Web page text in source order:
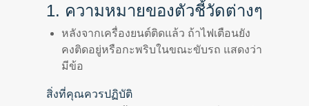
ขอโบรชัวร์รถ
Fleet
ติดต่อเรา
The Ford App
Ford Rewards Club
โปรแกรมบำรุงรักษาและ
คุ้มครอง
1. ความหมายของตัวชี้วัดต่างๆ
หลังจากเครื่องยนต์ติดแล้ว ถ้าไฟเตือนยัง
คงติดอยู่หรือกะพริบในขณะขับรถ แสดงว่า
มีข้อ
สิ่งที่คุณควรปฏิบัติ